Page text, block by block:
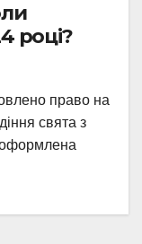
році?
право на
свята з